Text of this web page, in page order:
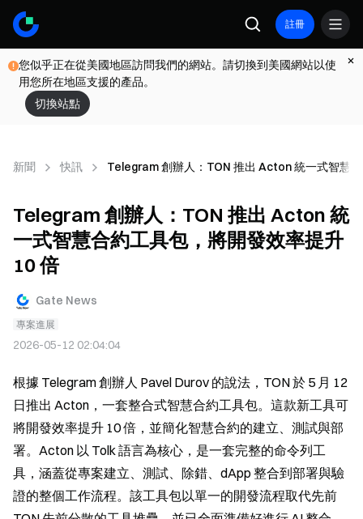
註冊
您似乎正在從美國地區訪問我們的網站。請切換到美國網站以使
用您所在地區支援的產品。
切換站點
新聞 快訊 Telegram 創辦人：TON 推出 Acton 統一式智慧
Telegram 創辦人：TON 推出 Acton 統
一式智慧合約工具包，將開發效率提升
10 倍
Gate News
專案進展
2026-05-12 02:04:04
根據 Telegram 創辦人 Pavel Durov 的說法，TON 於 5 月 12
日推出 Acton，一套整合式智慧合約工具包。這款新工具可
將開發效率提升 10 倍，並簡化智慧合約的建立、測試與部
署。Acton 以 Tolk 語言為核心，是一套完整的命令列工
具，涵蓋從專案建立、測試、除錯、dApp 整合到部署與驗
證的整個工作流程。該工具包以單一的開發流程取代先前